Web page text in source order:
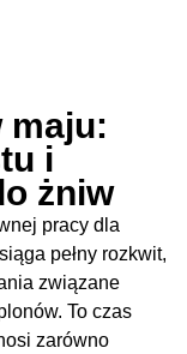
maju:
i
żniw
pracy dla
pełny rozkwit,
związane
To czas
zarówno